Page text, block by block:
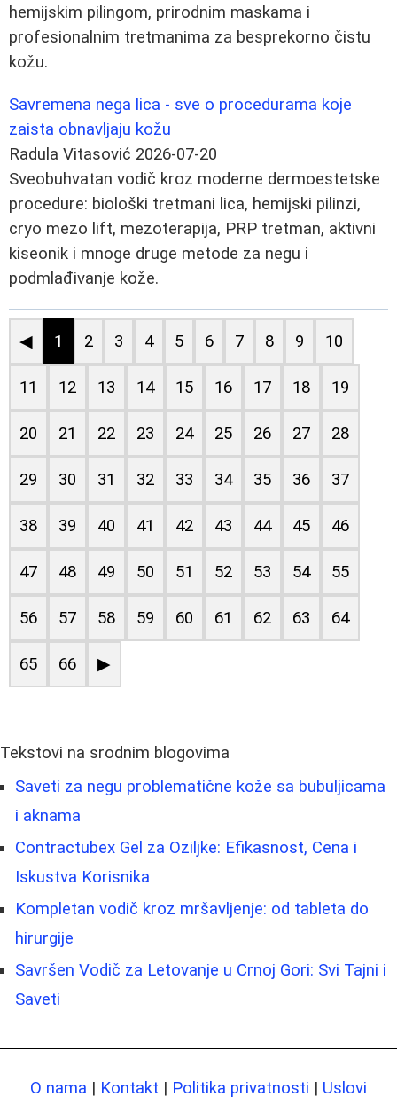
hemijskim pilingom, prirodnim maskama i
profesionalnim tretmanima za besprekorno čistu
kožu.
Savremena nega lica - sve o procedurama koje
zaista obnavljaju kožu
Radula Vitasović 2026-07-20
Sveobuhvatan vodič kroz moderne dermoestetske
procedure: biološki tretmani lica, hemijski pilinzi,
cryo mezo lift, mezoterapija, PRP tretman, aktivni
kiseonik i mnoge druge metode za negu i
podmlađivanje kože.
◀ 1 2 3 4 5 6 7 8 9 10
11 12 13 14 15 16 17 18 19
20 21 22 23 24 25 26 27 28
29 30 31 32 33 34 35 36 37
38 39 40 41 42 43 44 45 46
47 48 49 50 51 52 53 54 55
56 57 58 59 60 61 62 63 64
65 66 ▶
Tekstovi na srodnim blogovima
Saveti za negu problematične kože sa bubuljicama
i aknama
Contractubex Gel za Oziljke: Efikasnost, Cena i
Iskustva Korisnika
Kompletan vodič kroz mršavljenje: od tableta do
hirurgije
Savršen Vodič za Letovanje u Crnoj Gori: Svi Tajni i
Saveti
O nama | Kontakt | Politika privatnosti | Uslovi